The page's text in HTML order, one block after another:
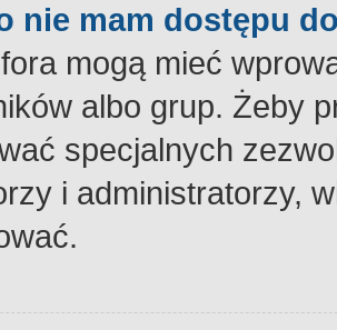
nie mam dostępu
mogą mieć
albo grup. Żeby
specjalnych
i administratorzy,